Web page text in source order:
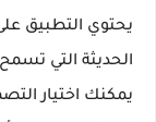
يحتوي التطبيق
الحديثة التي
يمكنك اختيار